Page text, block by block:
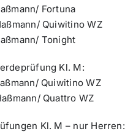
Fortuna
Quiwitino WZ
Tonight
Kl. M:
Quiwitino WZ
Quattro WZ
Kl. M – nur Herren: